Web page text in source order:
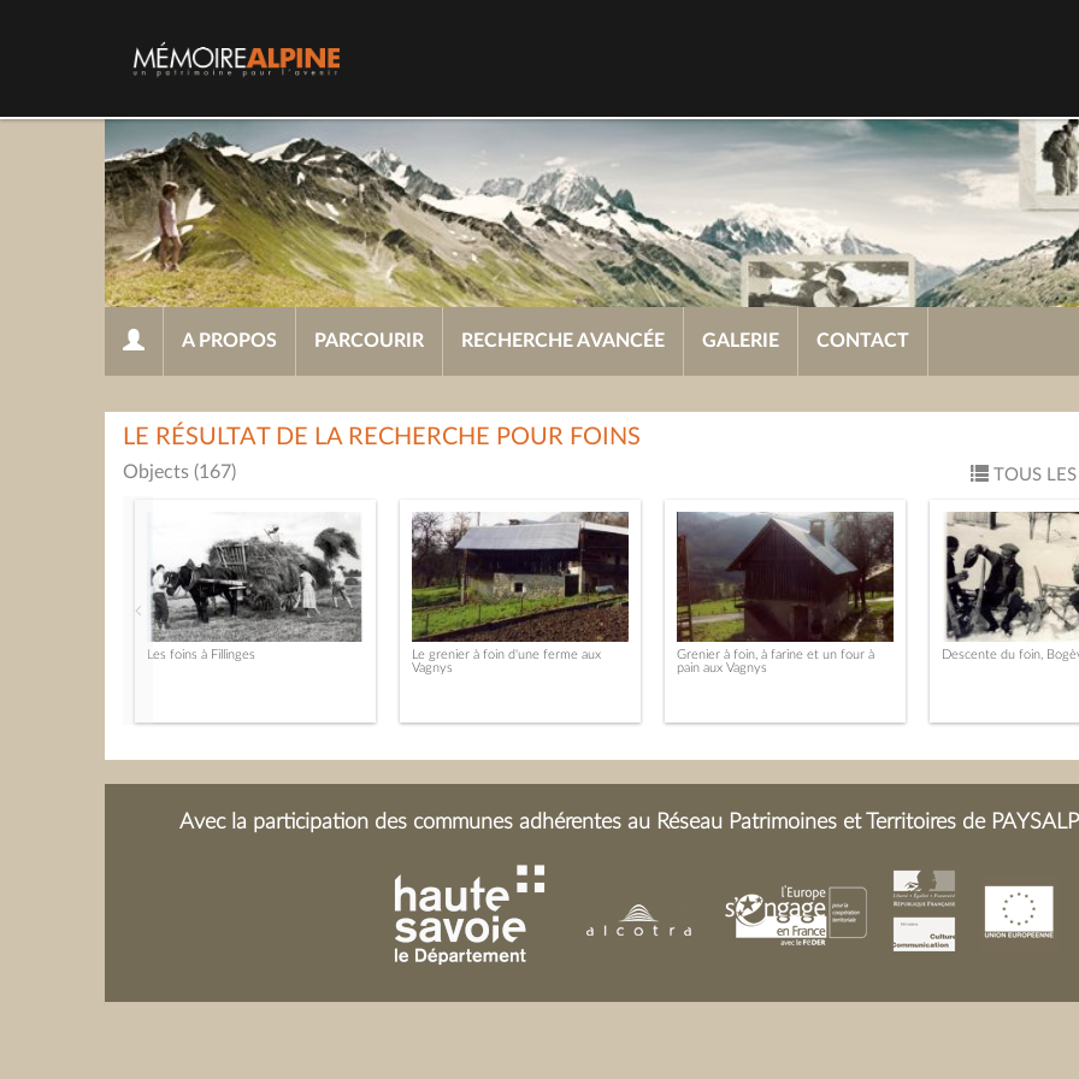
A PROPOS PARCOURIR RECHERCHE AVANCÉE GALERIE CONTACT
LE RÉSULTAT DE LA RECHERCHE POUR FOINS
TOUS
Objects (167)
Les foins à Fillinges
Le grenier à foin d'une ferme aux
Vagnys
Grenier à foin, à farine et un four à
pain aux Vagnys
Descente du foin,
Avec la participation des communes adhérentes au Réseau Patrimoines et Territoires de